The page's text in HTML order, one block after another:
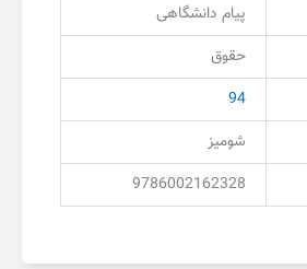
پیام دانشگاهی
حقوق
94
شومیز
9786002162328